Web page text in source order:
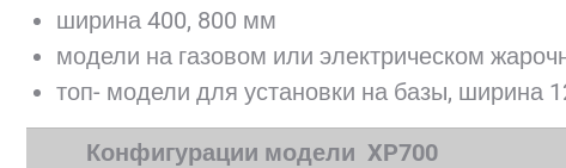
ширина 400, 800 мм
модели на газовом или электрическом
топ- модели для установки на базы, ширина
Конфигурации модели XP700